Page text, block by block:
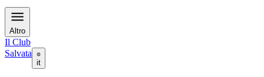
Altro
Il Club
Salvata
it